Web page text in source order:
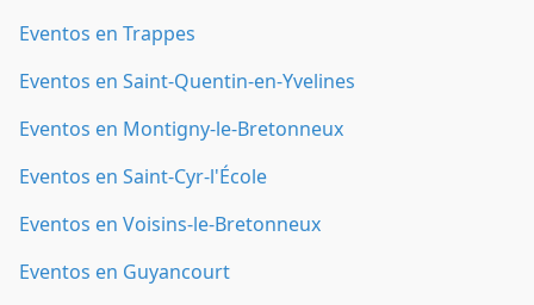
Eventos en Trappes
Eventos en Saint-Quentin-en-Yvelines
Eventos en Montigny-le-Bretonneux
Eventos en Saint-Cyr-l'École
Eventos en Voisins-le-Bretonneux
Eventos en Guyancourt